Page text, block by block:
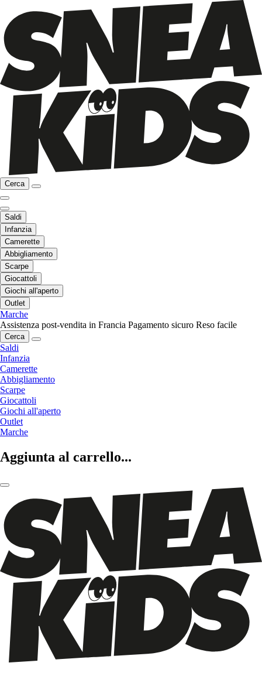
Cerca
Saldi
Infanzia
Camerette
Abbigliamento
Scarpe
Giocattoli
Giochi all'aperto
Outlet
Marche
Assistenza post-vendita in Francia Pagamento sicuro Reso facile
Cerca
Saldi
Infanzia
Camerette
Abbigliamento
Scarpe
Giocattoli
Giochi all'aperto
Outlet
Marche
Aggiunta al carrello...